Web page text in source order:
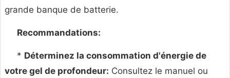
grande banque de batterie.
Recommandations:
* Déterminez la consommation d'énergie de
votre gel de profondeur: Consultez le manuel ou